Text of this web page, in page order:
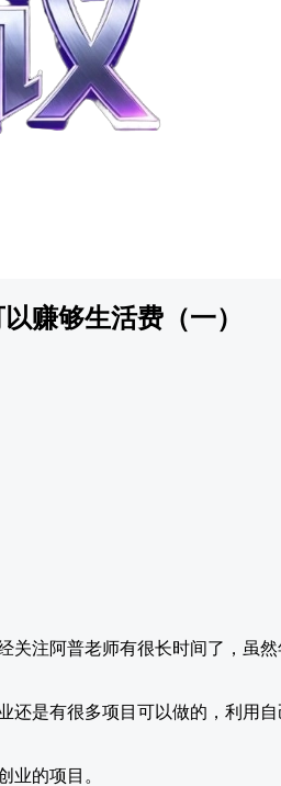
赚够生活费（一）
注阿普老师有很长时间了，虽
还是有很多项目可以做的，利用
业的项目。